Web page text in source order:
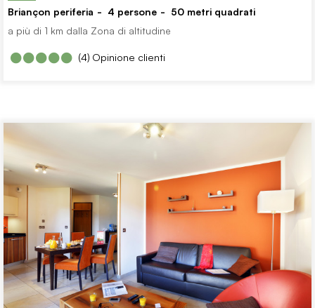
Briançon periferia 4 persone 50 metri quadrati
a più di 1 km dalla Zona di altitudine
Opinione clienti
(4)